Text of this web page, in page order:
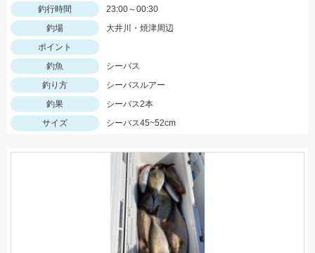
釣行時間
23:00～00:30
釣場
大井川・焼津周辺
ポイント
釣魚
シーバス
釣り方
シーバスルアー
釣果
シーバス2本
サイズ
シーバス45~52cm